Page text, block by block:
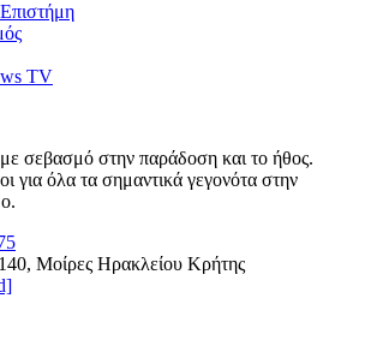
TV
με σεβασμό στην παράδοση και το ήθος.
για όλα τα σημαντικά γεγονότα στην
Μοίρες Ηρακλείου Κρήτης